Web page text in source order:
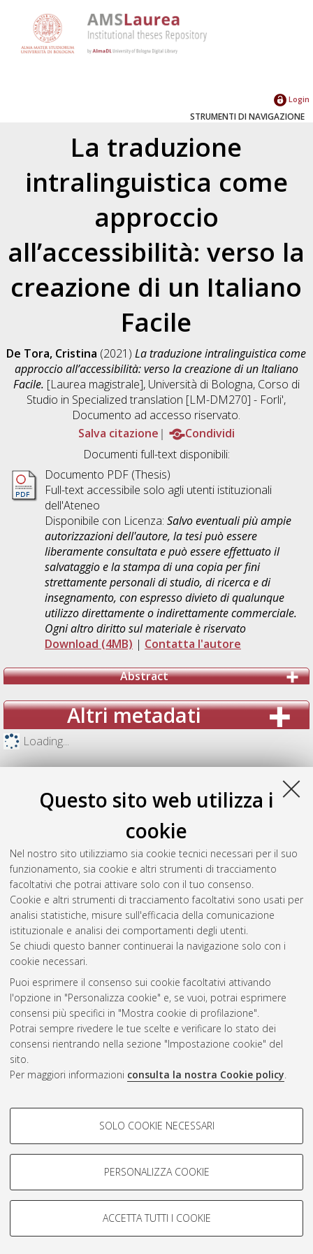
Questo sito web utilizza i
cookie
Nel nostro sito utilizziamo sia cookie tecnici necessari per il suo
funzionamento, sia cookie e altri strumenti di tracciamento
facoltativi che potrai attivare solo con il tuo consenso.
Cookie e altri strumenti di tracciamento facoltativi sono usati per
analisi statistiche, misure sull'efficacia della comunicazione
istituzionale e analisi dei comportamenti degli utenti.
Se chiudi questo banner continuerai la navigazione solo con i
cookie necessari.
Puoi esprimere il consenso sui cookie facoltativi attivando
l'opzione in "Personalizza cookie" e, se vuoi, potrai esprimere
consensi più specifici in "Mostra cookie di profilazione".
Potrai sempre rivedere le tue scelte e verificare lo stato dei
consensi rientrando nella sezione "Impostazione cookie" del
sito.
Per maggiori informazioni consulta la nostra Cookie policy.
COOKIE DI PROFILAZIONE -
Si tratta di cookie utilizzati per analizzare le caratteristiche della
navigazione degli utenti, creare profili in base al loro comportamento
Mostra cookie di profilazione
COOKIE TECNICI - NECESSARI
SOLO COOKIE NECESSARI
PERSONALIZZA COOKIE
ACCETTA TUTTI I COOKIE
Login
STRUMENTI DI NAVIGAZIONE
La traduzione
intralinguistica come
approccio
all’accessibilità: verso la
creazione di un Italiano
Facile
De Tora, Cristina (2021)La traduzione intralinguistica come
approccio all’accessibilità: verso la creazione di un Italiano
Facile. [Laurea magistrale], Università di Bologna, Corso di
Studio in Specialized translation [LM-DM270] - Forli',
Documento ad accesso riservato.
Salva citazione
Condividi
Documenti full-text disponibili:
Documento PDF (Thesis)
Full-text accessibile solo agli utenti istituzionali
dell'Ateneo
Disponibile con Licenza: Salvo eventuali più ampie
autorizzazioni dell'autore, la tesi può essere
liberamente consultata e può essere effettuato il
salvataggio e la stampa di una copia per fini
strettamente personali di studio, di ricerca e di
insegnamento, con espresso divieto di qualunque
utilizzo direttamente o indirettamente commerciale.
Ogni altro diritto sul materiale è riservato
Download (4MB) | Contatta l'autore
Abstract
Altri metadati
Loading...
Gestione del documento:
Atom
Rss 1.0
Rss 2.0
AMS Laurea
Impostazioni Cookie
Informativa sulla privacy
Condizioni d’uso del sito